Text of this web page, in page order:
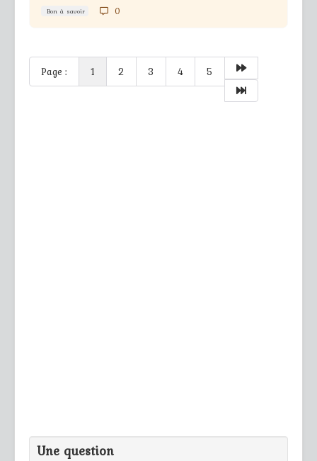
Bon à savoir 0
Page : 1 2 3 4 5
Une question